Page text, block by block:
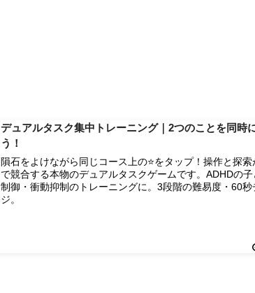
デュアルタスク集中トレーニング｜2つのことを同時
う！
隕石をよけながら同じコース上の⭐をタップ！操作と探
で競合する本物のデュアルタスクゲームです。ADHDの
制御・衝動抑制のトレーニングに。3段階の難易度・60秒
ジ。